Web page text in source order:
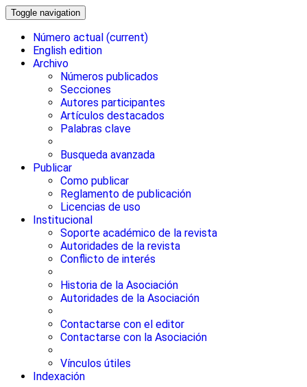
Toggle navigation
Número actual (current)
English edition
Archivo
Números publicados
Secciones
Autores participantes
Artículos destacados
Palabras clave
Busqueda avanzada
Publicar
Como publicar
Reglamento de publicación
Licencias de uso
Institucional
Soporte académico de la revista
Autoridades de la revista
Conflicto de interés
Historia de la Asociación
Autoridades de la Asociación
Contactarse con el editor
Contactarse con la Asociación
Vínculos útiles
Indexación